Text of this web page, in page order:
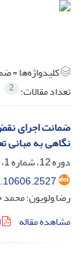
کلیدواژه‌ها =
تعداد مقالات: 2
ضمانت اجرای
نگاهی به مبانی
دوره 12، شماره 1، فروردین 1404، صفحه
رضا ولویون؛
مشاهده مقاله